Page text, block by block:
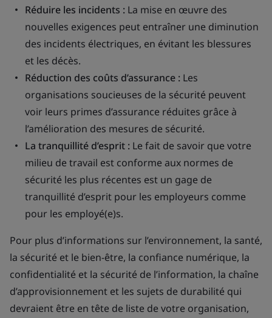
Réduire les incidents : La mise en œuvre des
nouvelles exigences peut entraîner une diminution
des incidents électriques, en évitant les blessures
et les décès.
Réduction des coûts d’assurance : Les
organisations soucieuses de la sécurité peuvent
voir leurs primes d’assurance réduites grâce à
l’amélioration des mesures de sécurité.
La tranquillité d’esprit : Le fait de savoir que votre
milieu de travail est conforme aux normes de
sécurité les plus récentes est un gage de
tranquillité d’esprit pour les employeurs comme
pour les employé(e)s.
Pour plus d’informations sur l’environnement, la santé,
la sécurité et le bien-être, la confiance numérique, la
confidentialité et la sécurité de l’information, la chaîne
d’approvisionnement et les sujets de durabilité qui
devraient être en tête de liste de votre organisation,